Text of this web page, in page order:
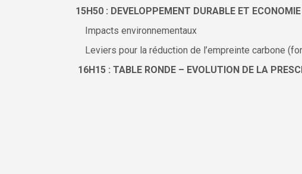
15H50 : DEVELOPPEMENT DURABLE ET
Impacts environnementaux
Leviers pour la réduction de l’empreinte carbone
16H15 : TABLE RONDE – EVOLUTION DE LA